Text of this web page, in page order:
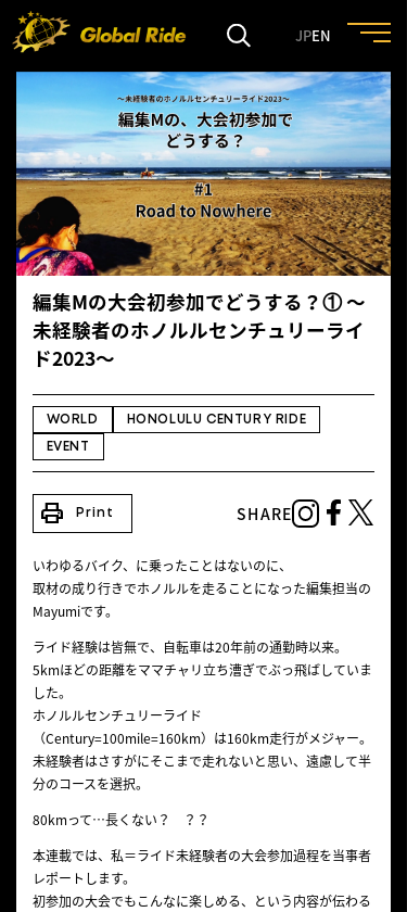
JPEN
HOME
FEATURE
EVENT
CULTURE
NEWS
編集Mの大会初参加でどうする？① 〜
未経験者のホノルルセンチュリーライ
ド2023〜
WORLD HONOLULU CENTURY RIDE
EVENT
print Print SHARE
いわゆるバイク、に乗ったことはないのに、
取材の成り行きでホノルルを走ることになった編集担当の
Mayumiです。
ライド経験は皆無で、自転車は20年前の通勤時以来。
5kmほどの距離をママチャリ立ち漕ぎでぶっ飛ばしていま
した。
ホノルルセンチュリーライド
（Century=100mile=160km）は160km走行がメジャー。
未経験者はさすがにそこまで走れないと思い、遠慮して半
分のコースを選択。
80kmって…長くない？ ？？
本連載では、私＝ライド未経験者の大会参加過程を当事者
レポートします。
初参加の大会でもこんなに楽しめる、という内容が伝わる